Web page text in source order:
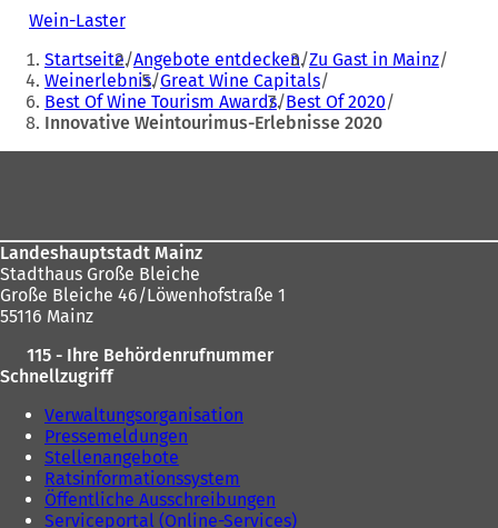
Wein-Laster(
f
f
n
e
t
n
e
m
u
T
a
b
)
Sie
befinden
sich
Startseite Angebote entdecken Zu Gast in Mainz
Weinerlebnis Great Wine Capitals
Best Of Wine Tourism Awards Best Of 2020
Innovative Weintourimus-Erlebnisse 2020
Landeshauptstadt Mainz
Stadthaus Große Bleiche
Große Bleiche 46/Löwenhofstraße 1
55116 Mainz
115 - Ihre Behördenrufnummer
Schnellzugriff
Verwaltungsorganisation
Pressemeldungen
Stellenangebote
Ratsinformationssystem
Öffentliche Ausschreibungen
Serviceportal (Online-Services)